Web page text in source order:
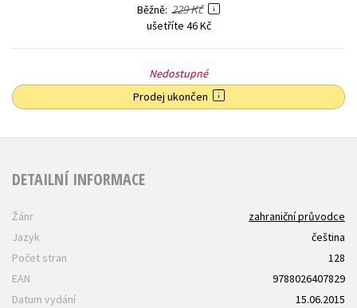
Běžně 229 Kč
ušetříte 46 Kč
Nedostupné
Prodej ukončen
DETAILNÍ INFORMACE
Žánr
zahraniční průvodce
Jazyk
čeština
Počet stran
128
EAN
9788026407829
Datum vydání
15.06.2015